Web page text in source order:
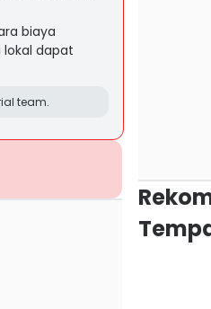
biaya
lokal dapat
team.